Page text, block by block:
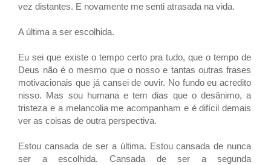
vez distantes. E novamente me senti atrasada na vida.
A última a ser escolhida.
Eu sei que existe o tempo certo pra tudo, que o tempo de
Deus não é o mesmo que o nosso e tantas outras frases
motivacionais que já cansei de ouvir. No fundo eu acredito
nisso. Mas sou humana e tem dias que o desânimo, a
tristeza e a melancolia me acompanham e é difícil demais
ver as coisas de outra perspectiva.
Estou cansada de ser a última. Estou cansada de nunca
ser a escolhida. Cansada de ser a segunda